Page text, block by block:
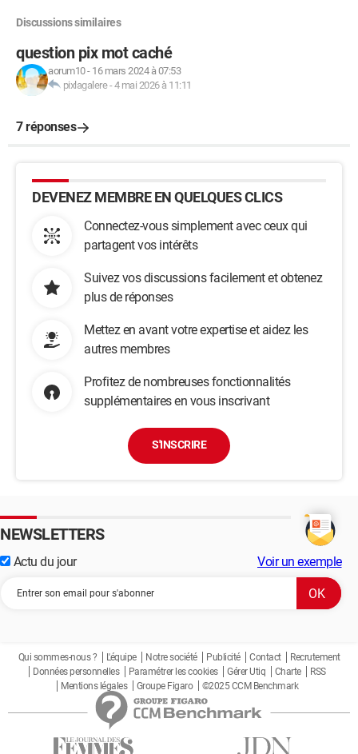
Discussions similaires
question pix mot caché
aorum10- 16 mars 2024 à 07:53
pixlagalere-4 mai 2026 à 11:11
7 réponses
DEVENEZ MEMBRE EN QUELQUES CLICS
Connectez-vous simplement avec ceux qui
partagent vos intérêts
Suivez vos discussions facilement et obtenez
plus de réponses
Mettez en avant votre expertise et aidez les
autres membres
Profitez de nombreuses fonctionnalités
supplémentaires en vous inscrivant
S'INSCRIRE
NEWSLETTERS
Actu du jour Voir un exemple
Qui sommes-nous ? L'équipe Notre société Publicité Contact
Recrutement
Données personnelles
Paramétrer les cookies Gérer Utiq Charte
RSS
Mentions légales
Groupe Figaro ©2025 CCM Benchmark